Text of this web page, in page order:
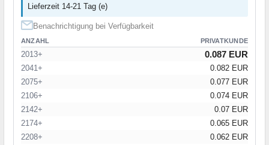
Lieferzeit 14-21 Tag (e)
Benachrichtigung bei Verfügbarkeit
ANZAHL PRIVATKUNDE
2013+ 0.087 EUR
2041+
0.082 EUR
2075+
0.077 EUR
2106+
0.074 EUR
2142+
0.07 EUR
2174+
0.065 EUR
2208+
0.062 EUR